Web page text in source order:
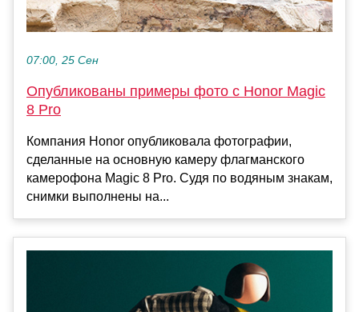
07:00, 25 Сен
Опубликованы примеры фото с Honor Magic
8 Pro
Компания Honor опубликовала фотографии,
сделанные на основную камеру флагманского
камерофона Magic 8 Pro. Судя по водяным знакам,
снимки выполнены на...